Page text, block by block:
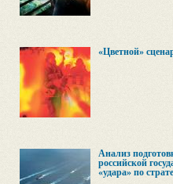
«Цветной»
Анализ
российской
«удара» по